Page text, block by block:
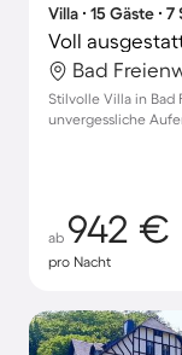
Villa ∙ 15 Gäste ∙
Voll
Stilvolle Villa in Bad
unvergessliche
ab 942 €
pro Nacht